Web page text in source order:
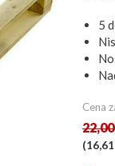
5
Cena
(16,61